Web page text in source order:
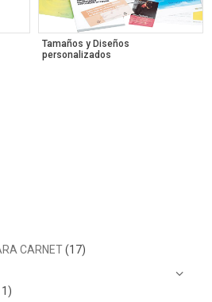
Tamaños y Diseños
personalizados
CARNET(17)